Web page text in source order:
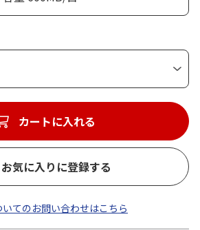
カートに入れる
お気に入りに登録する
てのお問い合わせはこちら